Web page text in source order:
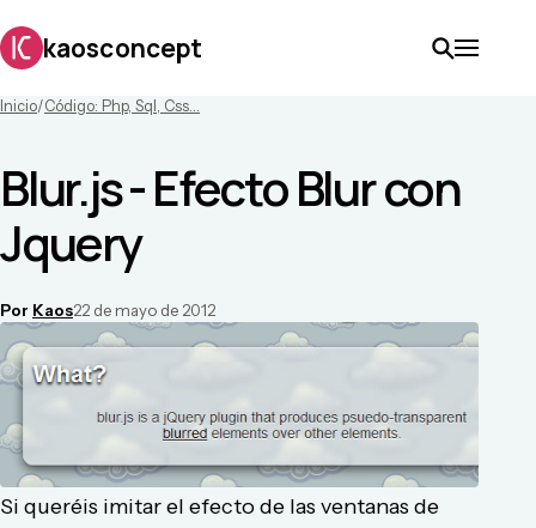
kaosconcept
Inicio/Código: Php, Sql, Css...
Blur.js - Efecto Blur con
Jquery
Por Kaos22 de mayo de 2012
Si queréis imitar el efecto de las ventanas de